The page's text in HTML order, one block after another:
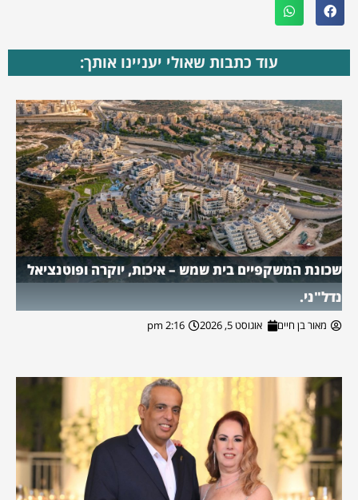
עוד כתבות שאולי יעניינו אותך:
שכונת המשקפיים בית שמש – איכות, יוקרה ופוטנציאל
נדל"ני.
מאור בן חיים אוגוסט 5, 2026 2:16 pm